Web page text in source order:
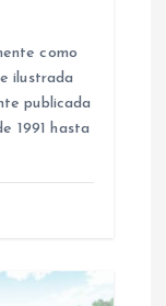
como
ilustrada
publicada
1991 hasta